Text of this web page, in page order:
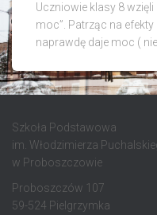
Uczniowie klasy 8 wzięli
moc”. Patrząc na
naprawdę daje moc (
Szkoła Podstawowa
im. Włodzimierza
w Proboszczowie
Proboszczów 107
59-524 Pielgrzymka